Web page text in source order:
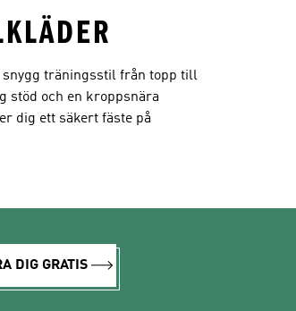
snygg träningsstil från topp till
stöd och en kroppsnära
dig ett säkert fäste på
DIG GRATIS